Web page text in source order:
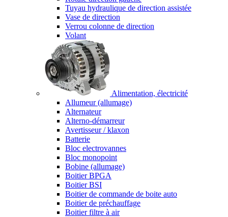
Tuyau hydraulique de direction assistée
Vase de direction
Verrou colonne de direction
Volant
Alimentation, électricité
Allumeur (allumage)
Alternateur
Alterno-démarreur
Avertisseur / klaxon
Batterie
Bloc electrovannes
Bloc monopoint
Bobine (allumage)
Boitier BPGA
Boitier BSI
Boitier de commande de boite auto
Boitier de préchauffage
Boitier filtre à air